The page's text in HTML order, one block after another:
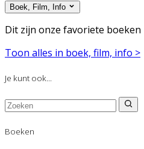
Boek, Film, Info
Dit zijn onze favoriete boeken
Toon alles in boek, film, info >
Je kunt ook...
Boeken